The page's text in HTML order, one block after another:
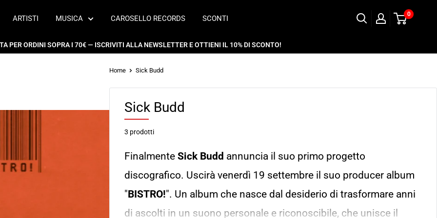
ARTISTI MUSICA CAROSELLO RECORDS SCONTI 0
PER ORDINI SOPRA I 70€ — ISCRIVITI ALLA NEWSLETTER E OTTIENI IL 10% DI SCONTO!
Home Sick Budd
Sick Budd
3 prodotti
Finalmente Sick Budd annuncia il suo primo progetto
discografico. Uscirà venerdì 19 settembre il suo producer album
"BISTRO!". Un album che nasce dal desiderio di trasformare anni
di ascolti in un suono personale e riconoscibile, che unisce il